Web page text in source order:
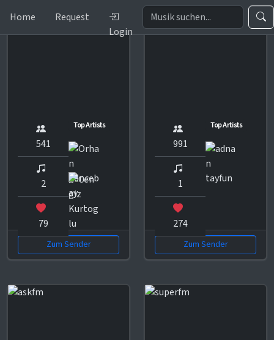
Home
Request
Login
541
2
79
Top Artists
Zum Sender
991
1
274
Top Artists
Zum Sender